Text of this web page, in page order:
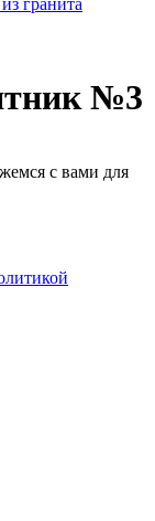
гранита
№3
с вами для